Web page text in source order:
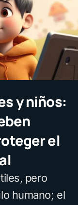
y niños:
el
pero
humano; el